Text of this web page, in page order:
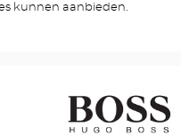
kunnen aanbieden.